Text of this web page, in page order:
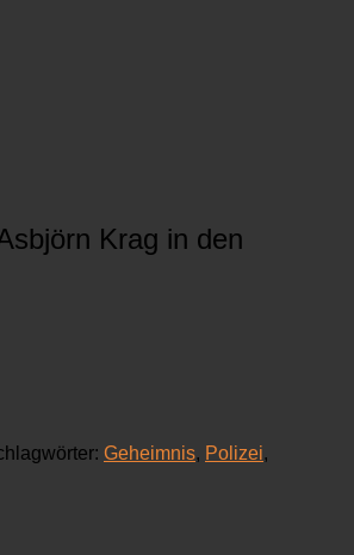
Krag in den
Geheimnis, Polizei,